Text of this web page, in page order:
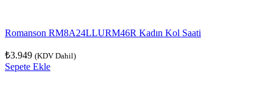
Romanson RM8A24LLURM46R Kadın Kol Saati
₺3.949 (KDV Dahil)
Sepete Ekle